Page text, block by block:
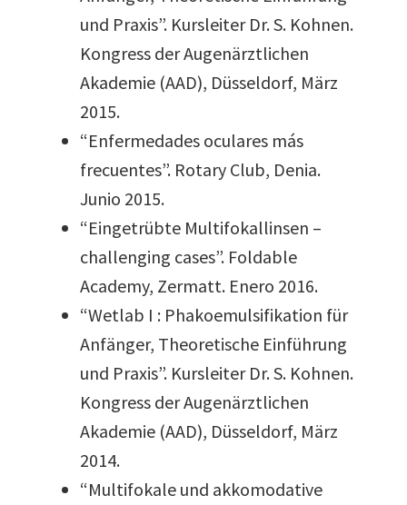
und Praxis”. Kursleiter Dr. S. Kohnen.
Kongress der Augenärztlichen
Akademie (AAD), Düsseldorf, März
2015.
“Enfermedades oculares más
frecuentes”. Rotary Club, Denia.
Junio 2015.
“Eingetrübte Multifokallinsen –
challenging cases”. Foldable
Academy, Zermatt. Enero 2016.
“Wetlab I : Phakoemulsifikation für
Anfänger, Theoretische Einführung
und Praxis”. Kursleiter Dr. S. Kohnen.
Kongress der Augenärztlichen
Akademie (AAD), Düsseldorf, März
2014.
“Multifokale und akkomodative